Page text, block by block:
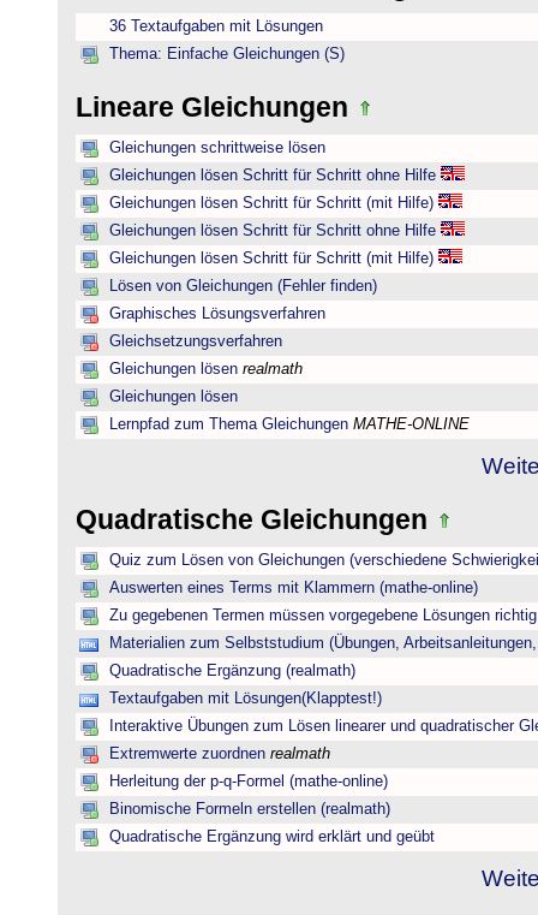
36 Textaufgaben mit Lösungen
Thema: Einfache Gleichungen (S)
Lineare Gleichungen
Gleichungen schrittweise lösen
Gleichungen lösen Schritt für Schritt ohne Hilfe
Gleichungen lösen Schritt für Schritt (mit Hilfe)
Gleichungen lösen Schritt für Schritt ohne Hilfe
Gleichungen lösen Schritt für Schritt (mit Hilfe)
Lösen von Gleichungen (Fehler finden)
Graphisches Lösungsverfahren
Gleichsetzungsverfahren
Gleichungen lösen realmath
Gleichungen lösen
Lernpfad zum Thema Gleichungen MATHE-ONLINE
Quadratische Gleichungen
Quiz zum Lösen von Gleichungen (verschiedene
Auswerten eines Terms mit Klammern (mathe-online)
Zu gegebenen Termen müssen vorgegebene Lösungen
Materialien zum Selbststudium (Übungen,
Quadratische Ergänzung (realmath)
Textaufgaben mit Lösungen(Klapptest!)
Interaktive Übungen zum Lösen linearer und quadratischer
Extremwerte zuordnen realmath
Herleitung der p-q-Formel (mathe-online)
Binomische Formeln erstellen (realmath)
Quadratische Ergänzung wird erklärt und geübt